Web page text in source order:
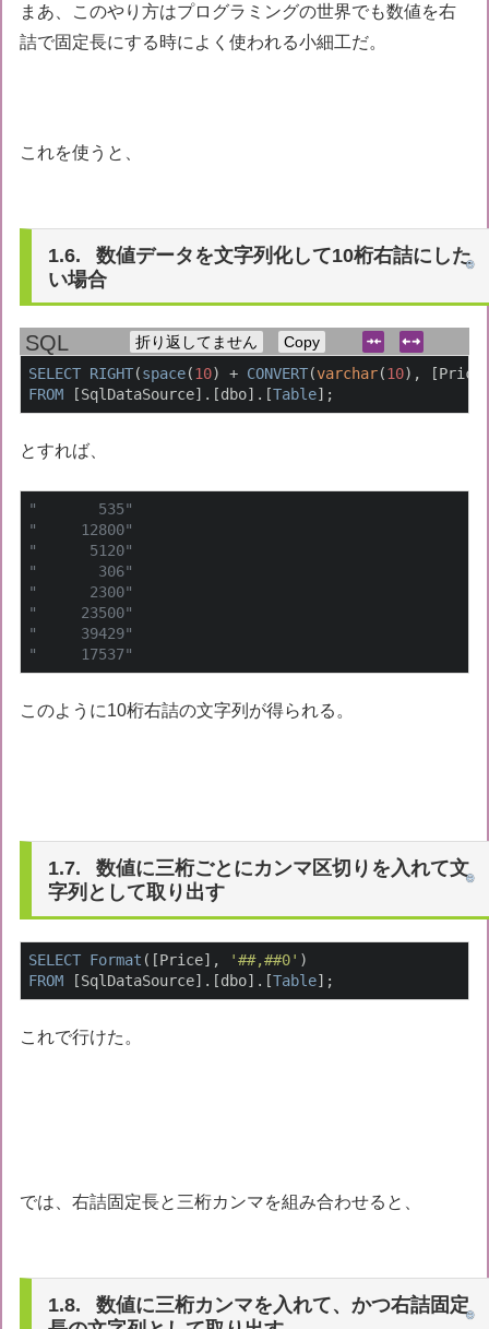
まあ、このやり方はプログラミングの世界でも数値を右
詰で固定長にする時によく使われる小細工だ。
これを使うと、
数値データを文字列化して10桁右詰にした
い場合
Copy
折り返してません
SELECT RIGHT(space(10) + CONVERT(varchar(10),
FROM [SqlDataSource].[dbo].[Table];
とすれば、
"       535"
"     12800"
"      5120"
"       306"
"      2300"
"     23500"
"     39429"
"     17537"
このように10桁右詰の文字列が得られる。
数値に三桁ごとにカンマ区切りを入れて文
字列として取り出す
SELECT Format ([Price], '##,##0'
FROM [SqlDataSource].[dbo].[Table];
これで行けた。
では、右詰固定長と三桁カンマを組み合わせると、
数値に三桁カンマを入れて、かつ右詰固定